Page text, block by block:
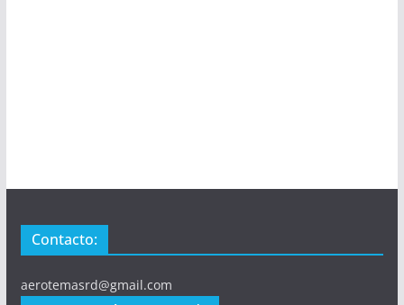
Contacto:
aerotemasrd@gmail.com